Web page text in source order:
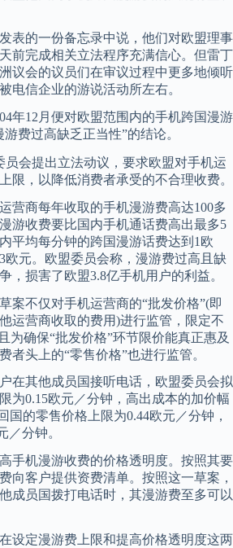
的一份备忘录中说，他们对欧盟理事
前完成相关立法程序充满信心。但雷丁
议会的议员们在审议过程中更多地倾听
电信企业的游说活动所左右。
12月便对欧盟范围内的手机跨国漫游
费过高缺乏正当性”的结论。
会提出立法动议，要求欧盟对手机运
限，以降低消费者承受的不合理收费。
商每年收取的手机漫游费高达100多
游收费要比国内手机通话费高出最多5
平均每分钟的跨国漫游话费达到1欧
欧元。欧盟委员会称，漫游费过高且缺
，损害了欧盟3.8亿手机用户的利益。
不仅对手机运营商的“批发价格”(即
运营商收取的费用)进行监管，限定不
为确保“批发价格”环节限价能真正惠及
者头上的“零售价格”也进行监管。
其他成员国接听电话，欧盟委员会拟
为0.15欧元／分钟，高出成本的加价幅
国的零售价格上限为0.44欧元／分钟，
／分钟。
机漫游收费的价格透明度。按照其要
向客户提供资费清单。按照这一草案，
成员国拨打电话时，其漫游费至多可以
定漫游费上限和提高价格透明度这两